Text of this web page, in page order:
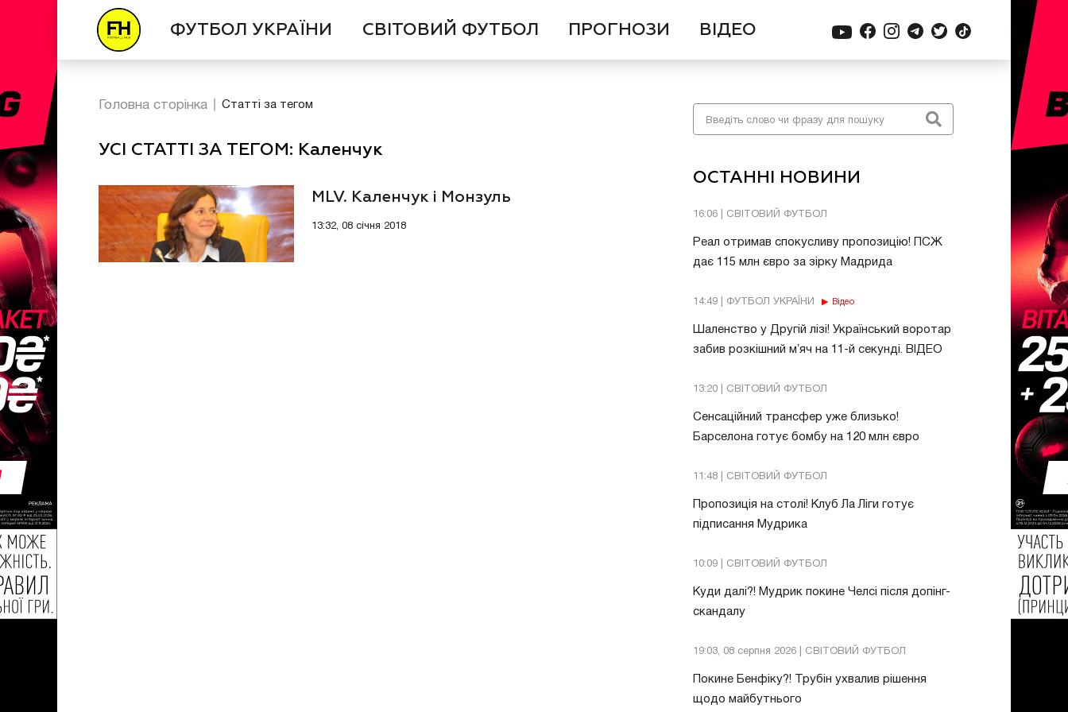
ФУТБОЛ УКРАЇНИ СВІТОВИЙ ФУТБОЛ ПРОГНОЗИ ВІДЕО
ОСТАННІ НОВИНИ
16:06 | СВІТОВИЙ ФУТБОЛ
Реал отримав спокусливу пропозицію! ПСЖ
дає 115 млн євро за зірку Мадрида
14:49 | ФУТБОЛ УКРАЇНИ Відео
Шаленство у Другій лізі! Український воротар
забив розкішний мʼяч на 11-й секунді. ВІДЕО
13:20 | СВІТОВИЙ ФУТБОЛ
Сенсаційний трансфер уже близько!
Барселона готує бомбу на 120 млн євро
11:48 | СВІТОВИЙ ФУТБОЛ
Пропозиція на столі! Клуб Ла Ліги готує
підписання Мудрика
10:09 | СВІТОВИЙ ФУТБОЛ
Куди далі?! Мудрик покине Челсі після допінг-
скандалу
19:03, 08 серпня 2026 | СВІТОВИЙ ФУТБОЛ
Покине Бенфіку?! Трубін ухвалив рішення
щодо майбутнього
Головна сторінка Статті за тегом
УСІ СТАТТІ ЗА ТЕГОМ: Каленчук
MLV. Каленчук і Монзуль
13:32, 08 січня 2018